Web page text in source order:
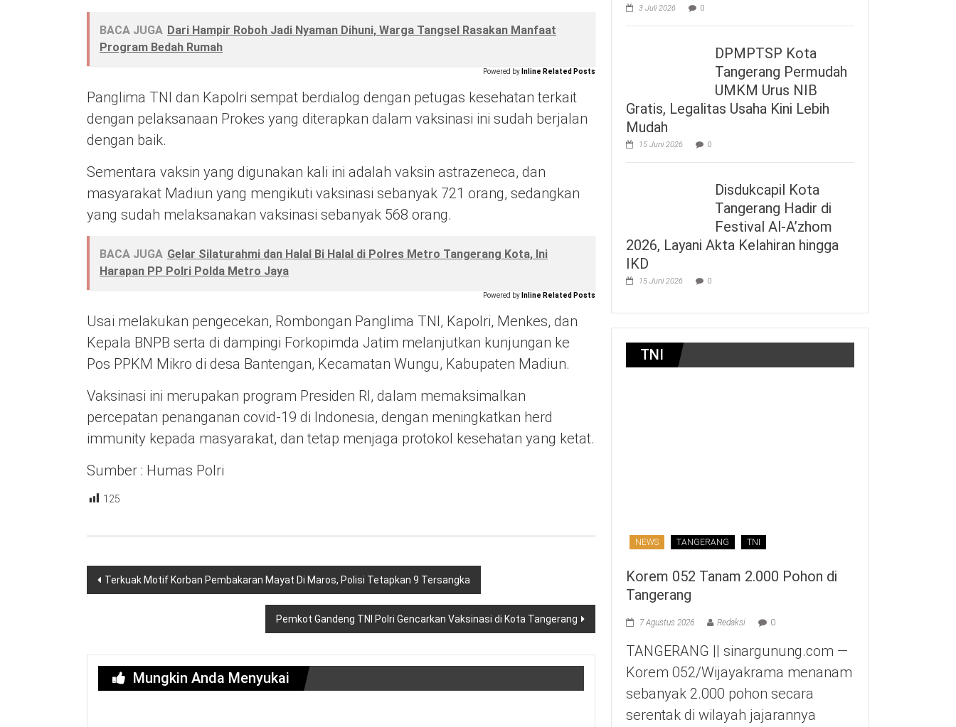
BACA JUGA Dari Hampir Roboh Jadi Nyaman Dihuni, Warga Tangsel Rasakan Manfaat
Program Bedah Rumah
Powered by Inline Related Posts
Panglima TNI dan Kapolri sempat berdialog dengan petugas kesehatan terkait
dengan pelaksanaan Prokes yang diterapkan dalam vaksinasi ini sudah berjalan
dengan baik.
Sementara vaksin yang digunakan kali ini adalah vaksin astrazeneca, dan
masyarakat Madiun yang mengikuti vaksinasi sebanyak 721 orang, sedangkan
yang sudah melaksanakan vaksinasi sebanyak 568 orang.
BACA JUGA Gelar Silaturahmi dan Halal Bi Halal di Polres Metro Tangerang Kota, Ini
Harapan PP Polri Polda Metro Jaya
Powered by Inline Related Posts
Usai melakukan pengecekan, Rombongan Panglima TNI, Kapolri, Menkes, dan
Kepala BNPB serta di dampingi Forkopimda Jatim melanjutkan kunjungan ke
Pos PPKM Mikro di desa Bantengan, Kecamatan Wungu, Kabupaten Madiun.
Vaksinasi ini merupakan program Presiden RI, dalam memaksimalkan
percepatan penanganan covid-19 di Indonesia, dengan meningkatkan herd
immunity kepada masyarakat, dan tetap menjaga protokol kesehatan yang ketat.
Sumber : Humas Polri
125
Navigasi
pos
Terkuak Motif Korban Pembakaran Mayat Di Maros, Polisi Tetapkan 9 Tersangka
Pemkot Gandeng TNI Polri Gencarkan Vaksinasi di Kota Tangerang
Mungkin Anda Menyukai
3 Juli 2026 0
DPMPTSP Kota
Tangerang Permudah
UMKM Urus NIB
Gratis, Legalitas Usaha Kini Lebih
Mudah
15 Juni 2026 0
Disdukcapil Kota
Tangerang Hadir di
Festival Al-A’zhom
2026, Layani Akta Kelahiran hingga
IKD
15 Juni 2026 0
TNI
NEWS TANGERANG TNI
Korem 052 Tanam 2.000 Pohon di
Tangerang
7 Agustus 2026 Redaksi 0
TANGERANG || sinargunung.com —
Korem 052/Wijayakrama menanam
sebanyak 2.000 pohon secara
serentak di wilayah jajarannya